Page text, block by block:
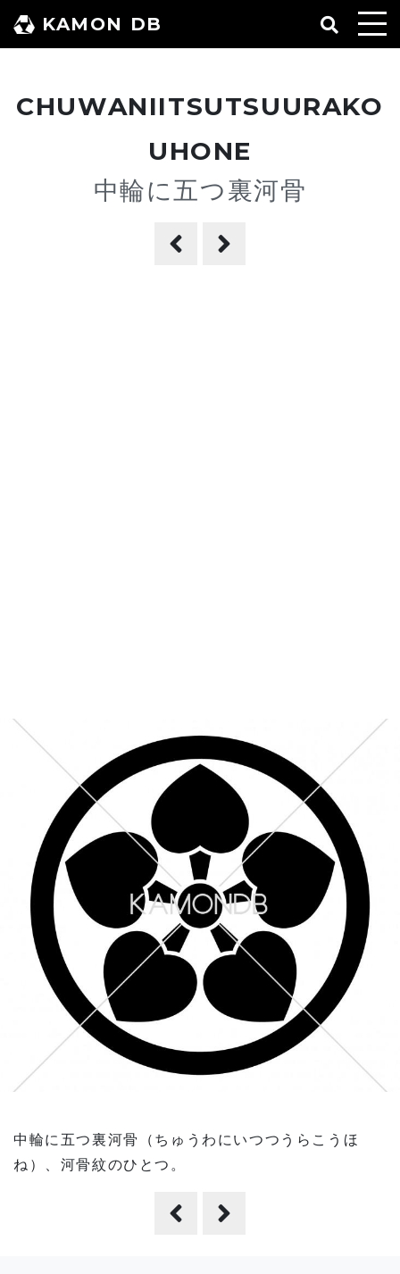
ン
KAMON DB
CHUWANIITSUTSUURAKO
UHONE
中輪に五つ裏河骨
中輪に五つ裏河骨（ちゅうわにいつつうらこうほ
ね）、河骨紋のひとつ。